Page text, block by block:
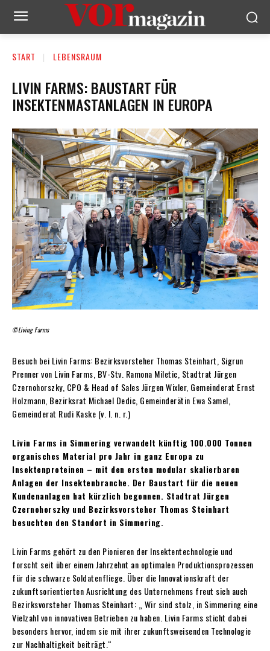
START LEBENSRAUM
LIVIN FARMS: BAUSTART FÜR
INSEKTENMASTANLAGEN IN EUROPA
©Living Farms
Besuch bei Livin Farms: Bezirksvorsteher Thomas Steinhart, Sigrun
Prenner von Livin Farms, BV-Stv. Ramona Miletic, Stadtrat Jürgen
Czernohorszky, CPO & Head of Sales Jürgen Wixler, Gemeinderat Ernst
Holzmann, Bezirksrat Michael Dedic, Gemeinderätin Ewa Samel,
Gemeinderat Rudi Kaske (v. l. n. r.)
Livin Farms in Simmering verwandelt künftig 100.000 Tonnen
organisches Material pro Jahr in ganz Europa zu
Insektenproteinen – mit den ersten modular skalierbaren
Anlagen der Insektenbranche. Der Baustart für die neuen
Kundenanlagen hat kürzlich begonnen. Stadtrat Jürgen
Czernohorszky und Bezirksvorsteher Thomas Steinhart
besuchten den Standort in Simmering.
Livin Farms gehört zu den Pionieren der Insektentechnologie und
forscht seit über einem Jahrzehnt an optimalen Produktionsprozessen
für die schwarze Soldatenfliege. Über die Innovationskraft der
zukunftsorientierten Ausrichtung des Unternehmens freut sich auch
Bezirksvorsteher Thomas Steinhart: „ Wir sind stolz, in Simmering eine
Vielzahl von innovativen Betrieben zu haben. Livin Farms sticht dabei
besonders hervor, indem sie mit ihrer zukunftsweisenden Technologie
zur Nachhaltigkeit beiträgt.“